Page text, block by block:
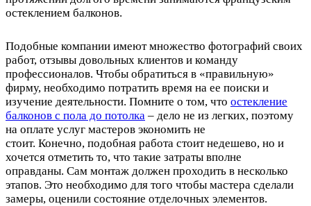
остеклением балконов.
Подобные компании имеют множество фотографий своих
работ, отзывы довольных клиентов и команду
профессионалов. Чтобы обратиться в «правильную»
фирму, необходимо потратить время на ее поиски и
изучение деятельности. Помните о том, что остекление
балконов с пола до потолка – дело не из легких, поэтому
на оплате услуг мастеров экономить не
стоит. Конечно, подобная работа стоит недешево, но и
хочется отметить то, что такие затраты вполне
оправданы. Сам монтаж должен проходить в несколько
этапов. Это необходимо для того чтобы мастера сделали
замеры, оценили состояние отделочных элементов.